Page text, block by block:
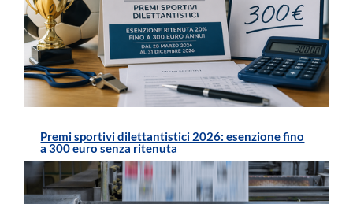
Premi sportivi dilettantistici 2026: esenzione fino
a 300 euro senza ritenuta